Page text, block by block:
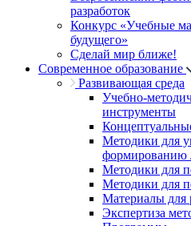
разработок
Конкурс «Учебные
будущего»
Сделай мир ближе!
Современное образование
Развивающая среда
Учебно-
инструменты
Методики для
Методики для
Методики для
Материалы для
Экспертиза